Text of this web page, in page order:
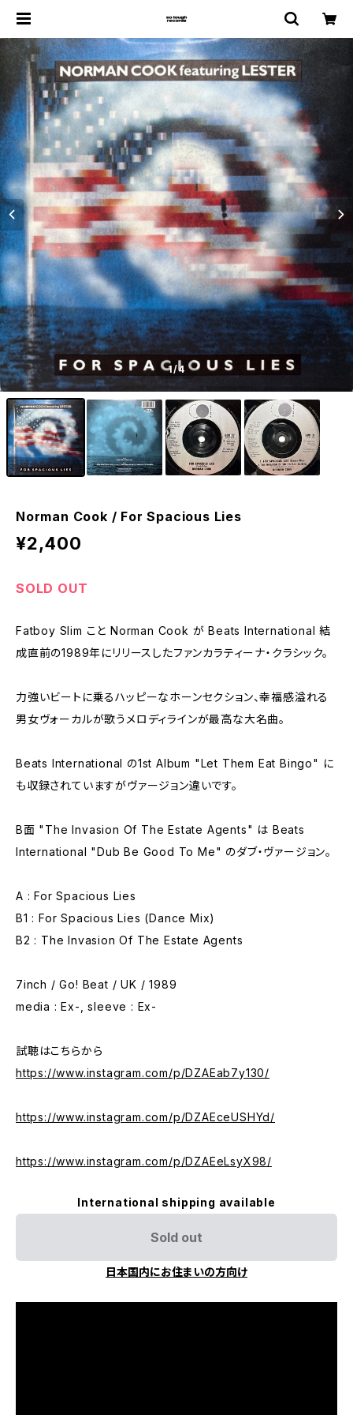
1/4
Norman Cook / For Spacious Lies
¥2,400
SOLD OUT
Fatboy Slim こと Norman Cook が Beats International 結
成直前の1989年にリリースしたファンカラティーナ・クラシック。
力強いビートに乗るハッピーなホーンセクション、幸福感溢れる
男女ヴォーカルが歌うメロディラインが最高な大名曲。
Beats International の1st Album "Let Them Eat Bingo" に
も収録されていますがヴァージョン違いです。
B面 "The Invasion Of The Estate Agents" は Beats
International "Dub Be Good To Me" のダブ・ヴァージョン。
A : For Spacious Lies
B1 : For Spacious Lies (Dance Mix)
B2 : The Invasion Of The Estate Agents
7inch / Go! Beat / UK / 1989
media : Ex-, sleeve : Ex-
試聴はこちらから
https://www.instagram.com/p/DZAEab7y130/
https://www.instagram.com/p/DZAEceUSHYd/
https://www.instagram.com/p/DZAEeLsyX98/
International shipping available
Sold out
日本国内にお住まいの方向け